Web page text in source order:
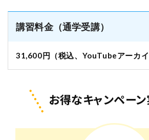
講習料金（通学受講）
31,600円（税込、YouTubeアーカイ
お得なキャンペー